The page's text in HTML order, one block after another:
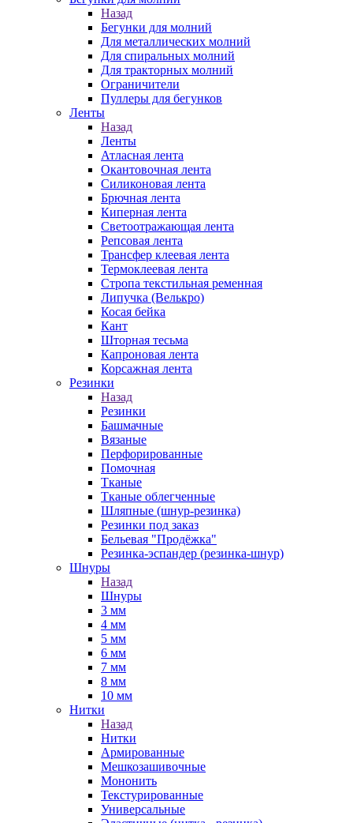
Назад
Бегунки для молний
Для металлических молний
Для спиральных молний
Для тракторных молний
Ограничители
Пуллеры для бегунков
Ленты
Назад
Ленты
Атласная лента
Окантовочная лента
Силиконовая лента
Брючная лента
Киперная лента
Светоотражающая лента
Репсовая лента
Трансфер клеевая лента
Термоклеевая лента
Стропа текстильная ременная
Липучка (Велькро)
Косая бейка
Кант
Шторная тесьма
Капроновая лента
Корсажная лента
Резинки
Назад
Резинки
Башмачные
Вязаные
Перфорированные
Помочная
Тканые
Тканые облегченные
Шляпные (шнур-резинка)
Резинки под заказ
Бельевая "Продёжка"
Резинка-эспандер (резинка-шнур)
Шнуры
Назад
Шнуры
3 мм
4 мм
5 мм
6 мм
7 мм
8 мм
10 мм
Нитки
Назад
Нитки
Армированные
Мешкозашивочные
Мононить
Текстурированные
Универсальные